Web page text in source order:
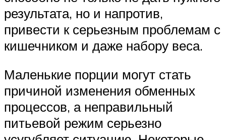
результата, но и напротив,
привести к серьезным проблемам с
кишечником и даже набору веса.
Маленькие порции могут стать
причиной изменения обменных
процессов, а неправильный
питьевой режим серьезно